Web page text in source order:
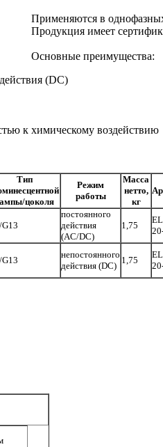
Применяются в
Продукция имеет
Основные преимущества:
(DC)
к химическому воздействию
Тип
цоколя
Режим
работы
Масса
нетто,
кг
постоянного
действия
(AC/DC)
1,75
непостоянного
действия (DC)
1,75